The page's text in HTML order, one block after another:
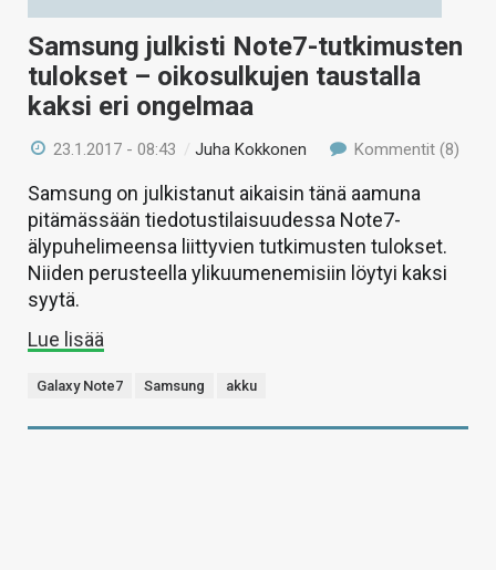
Samsung julkisti Note7-tutkimusten
tulokset – oikosulkujen taustalla
kaksi eri ongelmaa
23.1.2017 - 08:43 /Juha Kokkonen Kommentit (8)
Samsung on julkistanut aikaisin tänä aamuna
pitämässään tiedotustilaisuudessa Note7-
älypuhelimeensa liittyvien tutkimusten tulokset.
Niiden perusteella ylikuumenemisiin löytyi kaksi
syytä.
Lue lisää
Galaxy Note7 Samsung akku